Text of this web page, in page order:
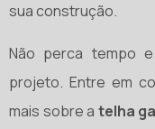
sua construção.
Não perca tempo
projeto. Entre em
mais sobre a telha